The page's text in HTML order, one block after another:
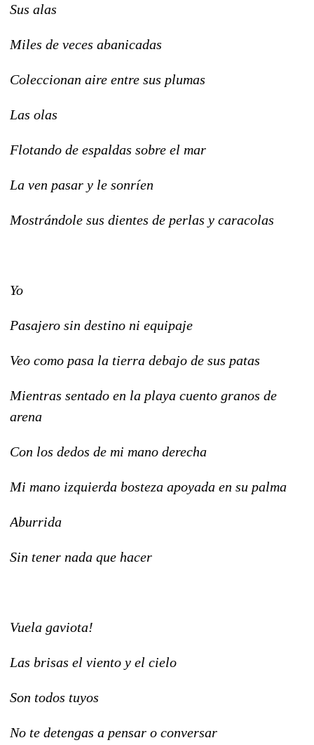
Sus alas
Miles de veces abanicadas
Coleccionan aire entre sus plumas
Las olas
Flotando de espaldas sobre el mar
La ven pasar y le sonríen
Mostrándole sus dientes de perlas y caracolas
Yo
Pasajero sin destino ni equipaje
Veo como pasa la tierra debajo de sus patas
Mientras sentado en la playa cuento granos de
arena
Con los dedos de mi mano derecha
Mi mano izquierda bosteza apoyada en su palma
Aburrida
Sin tener nada que hacer
Vuela gaviota!
Las brisas el viento y el cielo
Son todos tuyos
No te detengas a pensar o conversar